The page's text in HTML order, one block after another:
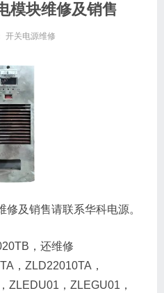
模块维修及销售
开关电源维修
及销售请联系华科电源。
，还维修
，ZLD22010TA，
ZLEDU01，ZLEGU01，